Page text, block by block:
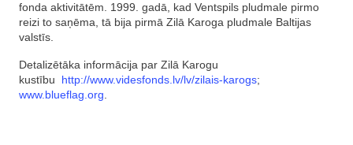
fonda aktivitātēm. 1999. gadā, kad Ventspils pludmale pirmo
reizi to saņēma, tā bija pirmā Zilā Karoga pludmale Baltijas
valstīs.
Detalizētāka informācija par Zilā Karogu
kustību http://www.videsfonds.lv/lv/zilais-karogs;
www.blueflag.org